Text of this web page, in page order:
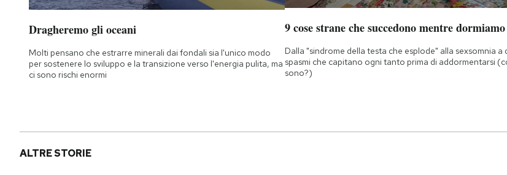
Dragheremo gli oceani
Molti pensano che estrarre minerali dai fondali sia l'unico modo
per sostenere lo sviluppo e la transizione verso l'energia pulita, ma
ci sono rischi enormi
9 cose strane che succedono mentre dormiamo
Dalla "sindrome della testa che esplode" alla sexsomnia a
spasmi che capitano ogni tanto prima di addormentarsi
sono?)
ALTRE STORIE